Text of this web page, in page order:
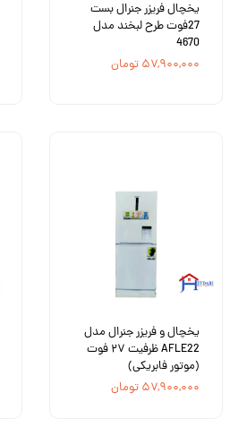
یخچال فریزر جنرال بست
27فوت طرح لبخند مدل
4670
۵۷,۹۰۰,۰۰۰ تومان
یخچال و فریزر جنرال مدل
AFLE22 ظرفیت ۲۷ فوت
(موتور فابریکی)
۵۷,۹۰۰,۰۰۰ تومان